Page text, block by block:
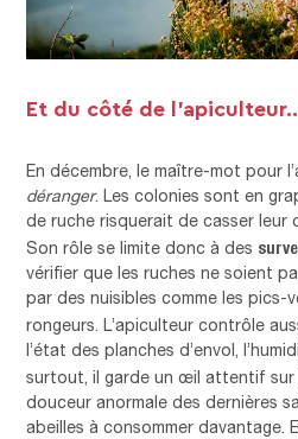
Et du côté de
En décembre, le maître-mot pour
déranger. Les colonies sont en
de ruche risquerait de casser leur
Son rôle se limite donc à des
vérifier que les ruches ne soient
par des nuisibles comme les pics-
rongeurs. L’apiculteur contrôle
l’état des planches d’envol,
surtout, il garde un œil attentif sur
douceur anormale des dernières
abeilles à consommer davantage.